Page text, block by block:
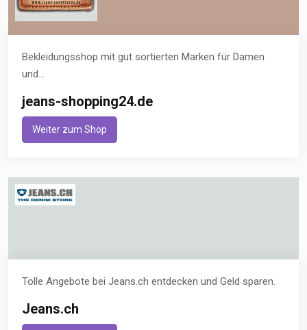
Bekleidungsshop mit gut sortierten Marken für Damen
und...
jeans-shopping24.de
Weiter zum Shop
Tolle Angebote bei Jeans.ch entdecken und Geld sparen.
Jeans.ch